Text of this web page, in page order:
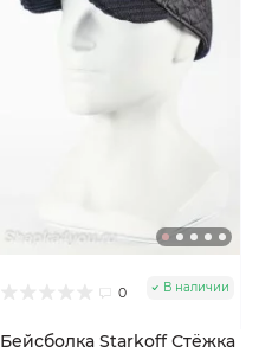
0 В наличии
Бейсболка Starkoff Стёжка